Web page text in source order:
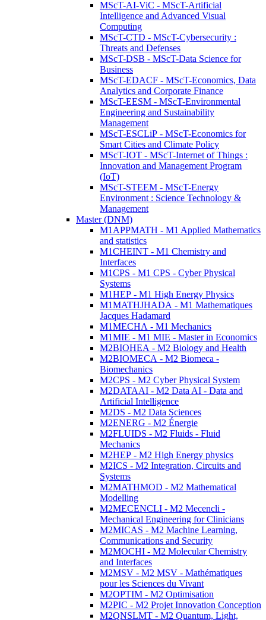
MScT-AI-ViC - MScT-Artificial
Intelligence and Advanced Visual
Computing
MScT-CTD - MScT-Cybersecurity :
Threats and Defenses
MScT-DSB - MScT-Data Science for
Business
MScT-EDACF - MScT-Economics, Data
Analytics and Corporate Finance
MScT-EESM - MScT-Environmental
Engineering and Sustainability
Management
MScT-ESCLiP - MScT-Economics for
Smart Cities and Climate Policy
MScT-IOT - MScT-Internet of Things :
Innovation and Management Program
(IoT)
MScT-STEEM - MScT-Energy
Environment : Science Technology &
Management
Master (DNM)
M1APPMATH - M1 Applied Mathematics
and statistics
M1CHEINT - M1 Chemistry and
Interfaces
M1CPS - M1 CPS - Cyber Physical
Systems
M1HEP - M1 High Energy Physics
M1MATHJHADA - M1 Mathematiques
Jacques Hadamard
M1MECHA - M1 Mechanics
M1MIE - M1 MIE - Master in Economics
M2BIOHEA - M2 Biology and Health
M2BIOMECA - M2 Biomeca -
Biomechanics
M2CPS - M2 Cyber Physical System
M2DATAAI - M2 Data AI - Data and
Artificial Intelligence
M2DS - M2 Data Sciences
M2ENERG - M2 Énergie
M2FLUIDS - M2 Fluids - Fluid
Mechanics
M2HEP - M2 High Energy physics
M2ICS - M2 Integration, Circuits and
Systems
M2MATHMOD - M2 Mathematical
Modelling
M2MECENCLI - M2 Mecencli -
Mechanical Engineering for Clinicians
M2MICAS - M2 Machine Learning,
Communications and Security
M2MOCHI - M2 Molecular Chemistry
and Interfaces
M2MSV - M2 MSV - Mathématiques
pour les Sciences du Vivant
M2OPTIM - M2 Optimisation
M2PIC - M2 Projet Innovation Conception
M2QNSLMT - M2 Quantum, Light,